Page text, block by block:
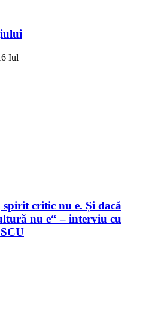
Iul
spirit critic nu e. Și dacă
nu e“ – interviu cu